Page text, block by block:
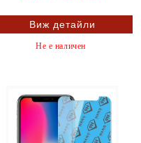
Виж детайли
Не е наличен